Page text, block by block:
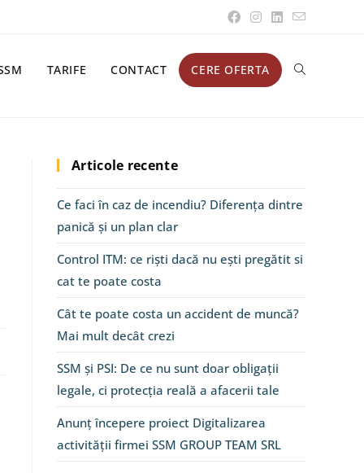
TARIFE CONTACT CERE OFERTA
Articole recente
Ce faci în caz de incendiu? Diferența dintre
panică și un plan clar
Control ITM: ce riști dacă nu ești pregătit si
cat te poate costa
Cât te poate costa un accident de muncă?
Mai mult decât crezi
SSM și PSI: De ce nu sunt doar obligații
legale, ci protecția reală a afacerii tale
Anunț începere proiect Digitalizarea
activității firmei SSM GROUP TEAM SRL